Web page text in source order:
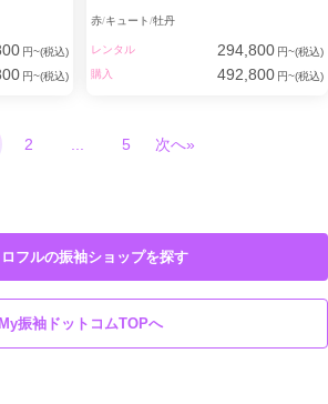
円~(税込)
円~(税込)
赤 キュート 牡丹
レンタル 294,800 円~(税込)
購入
492,800 円~(税込)
2 5 次へ»
ロフルの振袖ショップを探す
My振袖ドットコムTOPへ